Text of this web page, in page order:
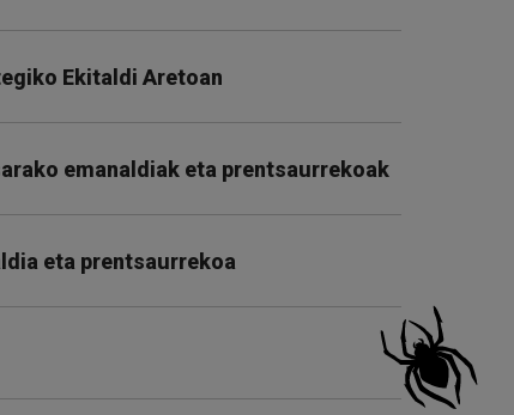
Ekitaldi Aretoan
emanaldiak eta prentsaurrekoak
eta prentsaurrekoa